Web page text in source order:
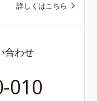
詳しくはこちら
合わせ
010